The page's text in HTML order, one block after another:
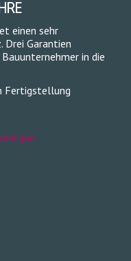
einen sehr
Drei Garantien
in die
Fertigstellung